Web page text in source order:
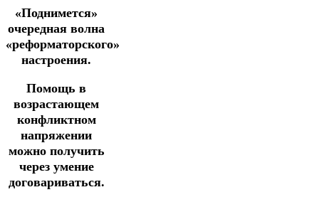
«Поднимется»
очередная волна
«реформаторского»
настроения.
Помощь в
возрастающем
конфликтном
напряжении
можно получить
через умение
договариваться.